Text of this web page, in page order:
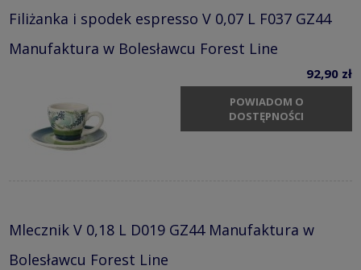
Filiżanka i spodek espresso V 0,07 L F037 GZ44
Manufaktura w Bolesławcu Forest Line
92,90 zł
POWIADOM O
DOSTĘPNOŚCI
Mlecznik V 0,18 L D019 GZ44 Manufaktura w
Bolesławcu Forest Line